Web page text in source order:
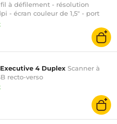
à défilement - résolution
- écran couleur de 1,5" - port
Executive 4 Duplex Scanner à
recto-verso